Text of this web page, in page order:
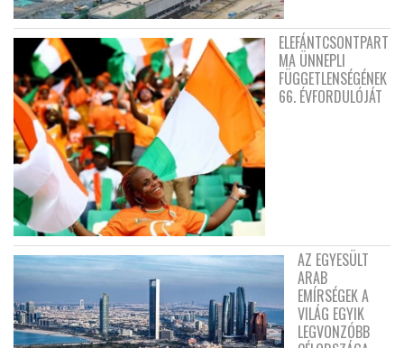
ELEFÁNTCSONTPART
MA ÜNNEPLI
FÜGGETLENSÉGÉNEK
66. ÉVFORDULÓJÁT
AZ EGYESÜLT
ARAB
EMÍRSÉGEK A
VILÁG EGYIK
LEGVONZÓBB